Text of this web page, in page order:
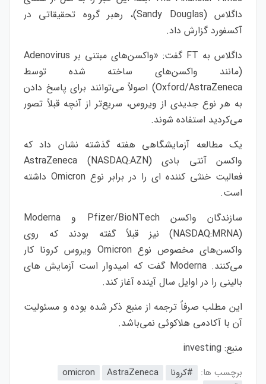
داگلاس (Sandy Douglas)، رهبر گروه تحقیقاتی در
آکسفورد گزارش داد.
داگلاس به FT گفت: «واکسن‌های مبتنی بر Adenovirus
(مانند واکسن‌های ساخته شده توسط
Oxford/AstraZeneca) اصولاً می‌توانند برای پاسخ دادن
به هر نوع جدیدی از ویروس، سریع‌تر از آنچه قبلاً تصور
می‌کردید استفاده شوند.
یک مطالعه آزمایشگاهی هفته گذشته نشان داد که
واکسن آنتی بادی AstraZeneca (NASDAQ:AZN)
فعالیت خنثی کننده ای را در برابر نوع Omicron داشته
است.
سازندگان واکسن Pfizer/BioNTech و Moderna
(NASDAQ:MRNA) نیز قبلاً گفته بودند که روی
واکسن‌های مخصوص نوع Omicron ویروس کرونا کار
می‌کنند. Moderna گفت که امیدوار است آزمایش های
بالینی را در اوایل سال آینده آغاز کند.
این مطلب صرفاً ترجمه از منبع ذکر شده بوده و مسئولیت
آن با آکادمی هلاکوئی نمی‌باشد.
منبع: investing
برچسب ها: #کرونا AstraZeneca
omicron